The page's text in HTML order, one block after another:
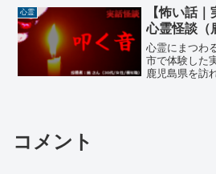
に到着するの
とになった。
心霊
【怖い話
心霊怪談（
心霊にまつわ
市で体験した
鹿児島県を訪
コメント